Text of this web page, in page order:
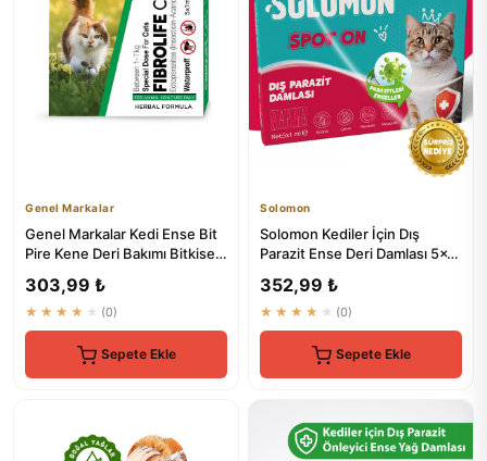
Genel Markalar
Genel Markalar Kedi Ense Bit
Pire Kene Deri Bakımı Bitkisel
303,99 ₺
★★★★★ (0)
Sepete Ekle
Solomon
Solomon Kediler İçin Dış
Parazit Ense Deri Damlası 5x1
352,99 ₺
★★★★★ (0)
Sepete Ekle